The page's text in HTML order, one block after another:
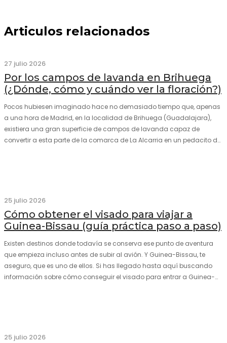
Articulos relacionados
27 julio 2026
Por los campos de lavanda en Brihuega
(¿Dónde, cómo y cuándo ver la floración?)
Pocos hubiesen imaginado hace no demasiado tiempo que, apenas
a una hora de Madrid, en la localidad de Brihuega (Guadalajara),
existiera una gran superficie de campos de lavanda capaz de
convertir a esta parte de la comarca de La Alcarria en un pedacito de
25 julio 2026
Cómo obtener el visado para viajar a
Guinea-Bissau (guía práctica paso a paso)
Existen destinos donde todavía se conserva ese punto de aventura
que empieza incluso antes de subir al avión. Y Guinea-Bissau, te
aseguro, que es uno de ellos. Si has llegado hasta aquí buscando
información sobre cómo conseguir el visado para entrar a Guinea-
25 julio 2026